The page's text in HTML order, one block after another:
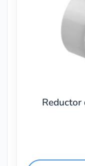
Reductor